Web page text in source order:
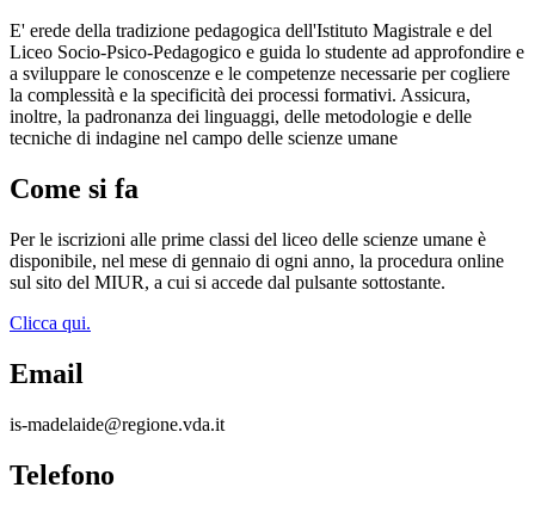
E' erede della tradizione pedagogica dell'Istituto Magistrale e del
Liceo Socio-Psico-Pedagogico e guida lo studente ad approfondire e
a sviluppare le conoscenze e le competenze necessarie per cogliere
la complessità e la specificità dei processi formativi. Assicura,
inoltre, la padronanza dei linguaggi, delle metodologie e delle
tecniche di indagine nel campo delle scienze umane
Come si fa
Per le iscrizioni alle prime classi del liceo delle scienze umane è
disponibile, nel mese di gennaio di ogni anno, la procedura online
sul sito del MIUR, a cui si accede dal pulsante sottostante.
Clicca qui.
Email
is-madelaide@regione.vda.it
Telefono